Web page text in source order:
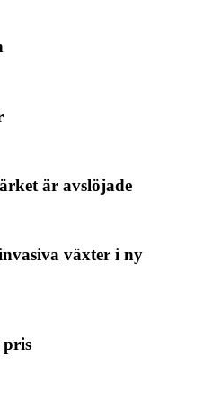
är avslöjade
växter i ny
pris